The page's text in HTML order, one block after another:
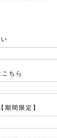
ちら
期間限定】